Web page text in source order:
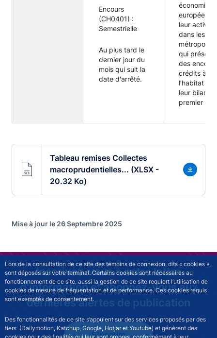
Lors de la consultation de ce site des témoins de connexion, dits « cookies »,
sont déposés sur votre terminal. Certains cookies sont nécessaires au
fonctionnement de ce site, aussi la gestion de ce site requiert l’utilisation de
cookies de mesure de fréquentation et de performance. Ces cookies requis
sont exemptés de consentement.
Des fonctionnalités de ce site s’appuient sur des services proposés par des
tiers (Dailymotion, Katchup, Google, Hotjar et Youtube) et génèrent des
Encours
(CH0401) :
Semestrielle
Au plus tard le
dernier jour du
mois qui suit la
date d'arrêté.
économique
européen
leur activité
dans les
qui
des
crédits à
l’habitat
leur bilan
premier
Tableau remises Collectes
macroprudentielles... (XLSX -
20.32 Ko)
Mise à jour le 26 Septembre 2025
Inscrivez-vous à notre lettre
d'information et abonnez-vous aux
dernières alertes de publication
S'inscrire